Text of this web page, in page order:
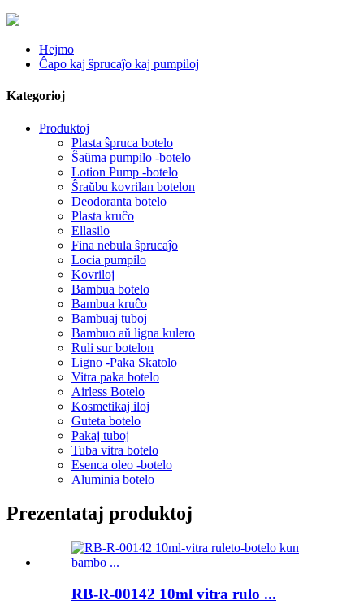
Hejmo
Ĉapo kaj ŝprucaĵo kaj pumpiloj
Kategorioj
Produktoj
Plasta ŝpruca botelo
Ŝaŭma pumpilo -botelo
Lotion Pump -botelo
Ŝraŭbu kovrilan botelon
Deodoranta botelo
Plasta kruĉo
Ellasilo
Fina nebula ŝprucaĵo
Locia pumpilo
Kovriloj
Bambua botelo
Bambua kruĉo
Bambuaj tuboj
Bambuo aŭ ligna kulero
Ruli sur botelon
Ligno -Paka Skatolo
Vitra paka botelo
Airless Botelo
Kosmetikaj iloj
Guteta botelo
Pakaj tuboj
Tuba vitra botelo
Esenca oleo -botelo
Aluminia botelo
Prezentataj produktoj
RB-R-00142 10ml vitra rulo ...